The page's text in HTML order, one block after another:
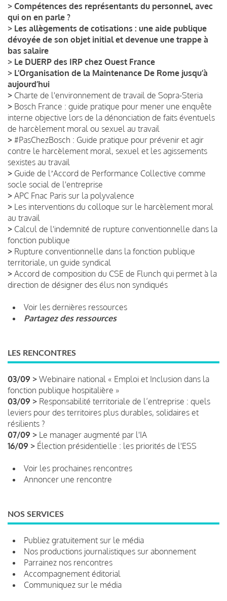
> Compétences des représentants du personnel, avec
qui on en parle ?
> Les allègements de cotisations : une aide publique
dévoyée de son objet initial et devenue une trappe à
bas salaire
> Le DUERP des IRP chez Ouest France
> L’Organisation de la Maintenance De Rome jusqu’à
aujourd’hui
> Charte de l'environnement de travail de Sopra-Steria
> Bosch France : guide pratique pour mener une enquête
interne objective lors de la dénonciation de faits éventuels
de harcèlement moral ou sexuel au travail
> #PasChezBosch : Guide pratique pour prévenir et agir
contre le harcèlement moral, sexuel et les agissements
sexistes au travail
> Guide de lʼAccord de Performance Collective comme
socle social de l'entreprise
> APC Fnac Paris sur la polyvalence
> Les interventions du colloque sur le harcèlement moral
au travail
> Calcul de l'indemnité de rupture conventionnelle dans la
fonction publique
> Rupture conventionnelle dans la fonction publique
territoriale, un guide syndical
> Accord de composition du CSE de Flunch qui permet à la
direction de désigner des élus non syndiqués
Voir les dernières ressources
Partagez des ressources
LES RENCONTRES
03/09 > Webinaire national « Emploi et Inclusion dans la
fonction publique hospitalière »
03/09 > Responsabilité territoriale de l’entreprise : quels
leviers pour des territoires plus durables, solidaires et
résilients ?
07/09 > Le manager augmenté par l'IA
16/09 > Élection présidentielle : les priorités de l'ESS
Voir les prochaines rencontres
Annoncer une rencontre
NOS SERVICES
Publiez gratuitement sur le média
Nos productions journalistiques sur abonnement
Parrainez nos rencontres
Accompagnement éditorial
Communiquez sur le média